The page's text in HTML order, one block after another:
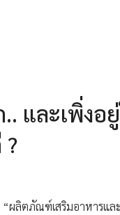
และเพิ่งอ
?
ลิตภัณฑ์เสริมอาหารแล